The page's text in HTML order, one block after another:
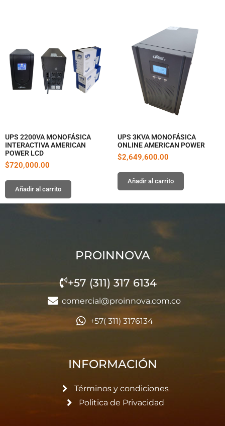
UPS 2200VA MONOFÁSICA
INTERACTIVA AMERICAN
POWER LCD
$720,000.00
Añadir al carrito
UPS 3KVA MONOFÁSICA
ONLINE AMERICAN POWER
$2,649,600.00
Añadir al carrito
PROINNOVA
+57 (311) 317 6134
comercial@proinnova.com.co
+57( 311) 3176134
INFORMACIÓN
Términos y condiciones
Politica de Privacidad